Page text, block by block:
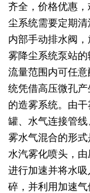
齐全，价格优惠
尘系统需要定期
内部手动排水阀
雾降尘系统泵站
流量范围内可任
统凭借高压微孔产
的造雾系统。由
罐、水气连接管
雾水气混合的形
水汽雾化喷头，
进行加速并将水
碎，并利用加速气